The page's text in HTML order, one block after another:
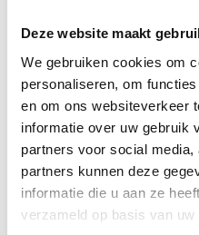
Deze website maakt
We gebruiken cookies om
personaliseren, om
en om ons websiteverkeer
informatie over uw gebruik
partners voor social
partners kunnen deze
informatie die u aan ze
verzameld op basis van uw
Ervaar de magie van
Bij Florimo weten we hoe
kwaliteit te leveren. Daarom
orchideeën met de grootste
Bestel je orchideeën vandaag
bloemliefhebbers voor deze
vlotte bezorgservice zorgen we
bij je thuis wordt afgeleverd.
Ontdek de wereld van
tijdloze schoonheid. Bij Florimo